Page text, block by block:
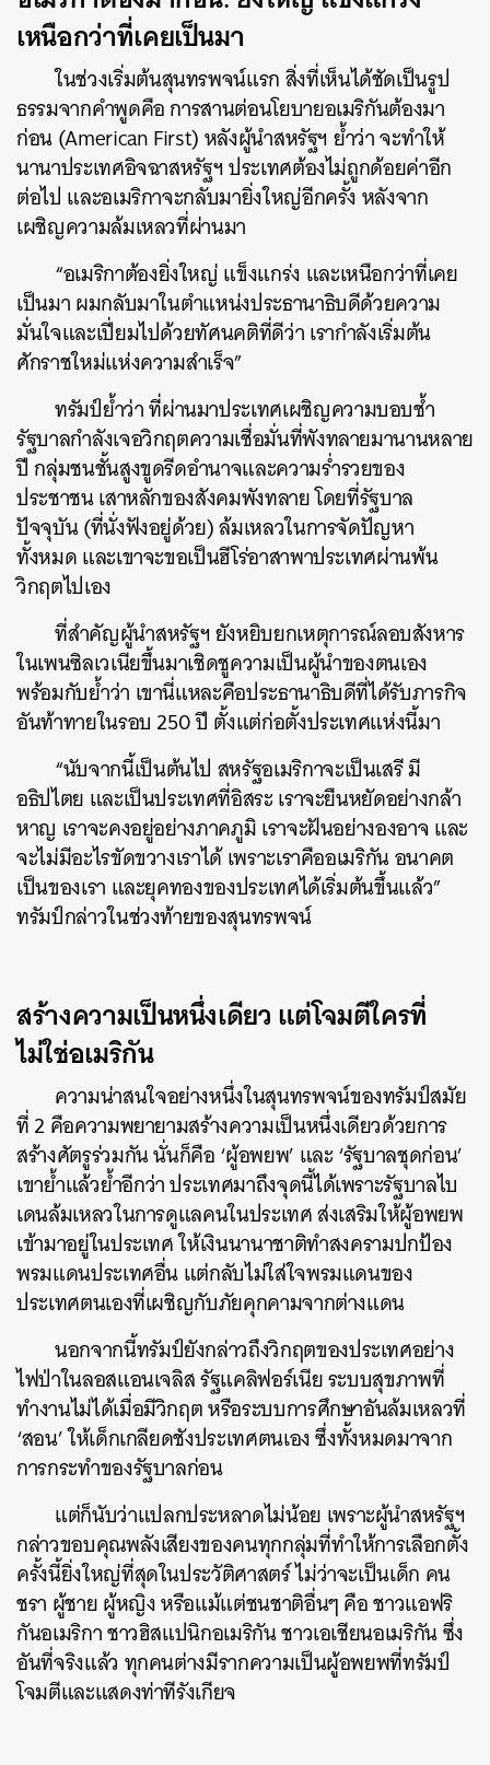
เหนือกว่าที่เคยเป็นมา
ในช่วงเริ่มต้นสุนทรพจน์แรก สิ่งที่เห็นได้ชัดเป็นรูป
ธรรมจากคำพูดคือ การสานต่อนโยบายอเมริกันต้องมา
ก่อน (American First) หลังผู้นำสหรัฐฯ ย้ำว่า จะทำให้
นานาประเทศอิจฉาสหรัฐฯ ประเทศต้องไม่ถูกด้อยค่าอีก
ต่อไป และอเมริกาจะกลับมายิ่งใหญ่อีกครั้ง หลังจาก
เผชิญความล้มเหลวที่ผ่านมา
“อเมริกาต้องยิ่งใหญ่ แข็งแกร่ง และเหนือกว่าที่เคย
เป็นมา ผมกลับมาในตำแหน่งประธานาธิบดีด้วยความ
มั่นใจและเปี่ยมไปด้วยทัศนคติที่ดีว่า เรากำลังเริ่มต้น
ศักราชใหม่แห่งความสำเร็จ”
ทรัมป์ย้ำว่า ที่ผ่านมาประเทศเผชิญความบอบช้ำ
รัฐบาลกำลังเจอวิกฤตความเชื่อมั่นที่พังทลายมานานหลาย
ปี กลุ่มชนชั้นสูงขูดรีดอำนาจและความร่ำรวยของ
ประชาชน เสาหลักของสังคมพังทลาย โดยที่รัฐบาล
ปัจจุบัน (ที่นั่งฟังอยู่ด้วย) ล้มเหลวในการจัดปัญหา
ทั้งหมด และเขาจะขอเป็นฮีโร่อาสาพาประเทศผ่านพ้น
วิกฤตไปเอง
ที่สำคัญผู้นำสหรัฐฯ ยังหยิบยกเหตุการณ์ลอบสังหาร
ในเพนซิลเวเนียขึ้นมาเชิดชูความเป็นผู้นำของตนเอง
พร้อมกับย้ำว่า เขานี่แหละคือประธานาธิบดีที่ได้รับภารกิจ
อันท้าทายในรอบ 250 ปี ตั้งแต่ก่อตั้งประเทศแห่งนี้มา
“นับจากนี้เป็นต้นไป สหรัฐอเมริกาจะเป็นเสรี มี
อธิปไตย และเป็นประเทศที่อิสระ เราจะยืนหยัดอย่างกล้า
หาญ เราจะคงอยู่อย่างภาคภูมิ เราจะฝันอย่างองอาจ และ
จะไม่มีอะไรขัดขวางเราได้ เพราะเราคืออเมริกัน อนาคต
เป็นของเรา และยุคทองของประเทศได้เริ่มต้นขึ้นแล้ว”
ทรัมป์กล่าวในช่วงท้ายของสุนทรพจน์
สร้างความเป็นหนึ่งเดียว แต่โจมตีใครที่
ไม่ใช่อเมริกัน
ความน่าสนใจอย่างหนึ่งในสุนทรพจน์ของทรัมป์สมัย
ที่ 2 คือความพยายามสร้างความเป็นหนึ่งเดียวด้วยการ
สร้างศัตรูร่วมกัน นั่นก็คือ ‘ผู้อพยพ’ และ ‘รัฐบาลชุดก่อน’
เขาย้ำแล้วย้ำอีกว่า ประเทศมาถึงจุดนี้ได้เพราะรัฐบาลไบ
เดนล้มเหลวในการดูแลคนในประเทศ ส่งเสริมให้ผู้อพยพ
เข้ามาอยู่ในประเทศ ให้เงินนานาชาติทำสงครามปกป้อง
พรมแดนประเทศอื่น แต่กลับไม่ใส่ใจพรมแดนของ
ประเทศตนเองที่เผชิญกับภัยคุกคามจากต่างแดน
นอกจากนี้ทรัมป์ยังกล่าวถึงวิกฤตของประเทศอย่าง
ไฟป่าในลอสแอนเจลิส รัฐแคลิฟอร์เนีย ระบบสุขภาพที่
ทำงานไม่ได้เมื่อมีวิกฤต หรือระบบการศึกษาอันล้มเหลวที่
‘สอน’ ให้เด็กเกลียดชังประเทศตนเอง ซึ่งทั้งหมดมาจาก
การกระทำของรัฐบาลก่อน
แต่ก็นับว่าแปลกประหลาดไม่น้อย เพราะผู้นำสหรัฐฯ
กล่าวขอบคุณพลังเสียงของคนทุกกลุ่มที่ทำให้การเลือกตั้ง
ครั้งนี้ยิ่งใหญ่ที่สุดในประวัติศาสตร์ ไม่ว่าจะเป็นเด็ก คน
ชรา ผู้ชาย ผู้หญิง หรือแม้แต่ชนชาติอื่นๆ คือ ชาวแอฟริ
กันอเมริกา ชาวฮิสแปนิกอเมริกัน ชาวเอเชียนอเมริกัน ซึ่ง
อันที่จริงแล้ว ทุกคนต่างมีรากความเป็นผู้อพยพที่ทรัมป์
โจมตีและแสดงท่าทีรังเกียจ